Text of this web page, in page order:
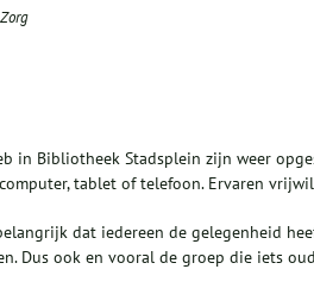
in Bibliotheek Stadsplein zijn weer
tablet of telefoon. Ervaren
dat iedereen de gelegenheid
Dus ook en vooral de groep die iets